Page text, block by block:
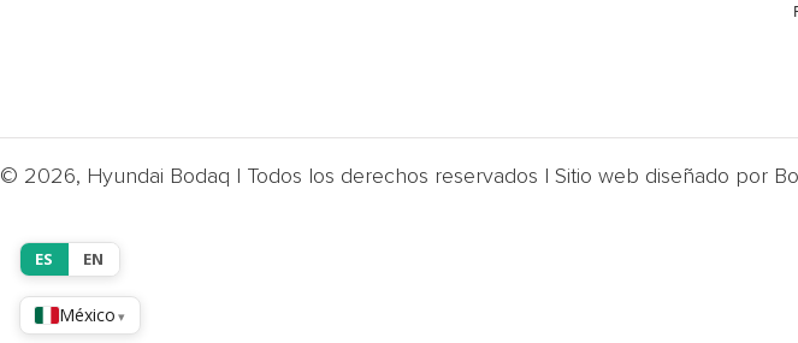
© 2026, Hyundai Bodaq | Todos los derechos reservados | Sitio web diseñado por
ES EN
México ▾